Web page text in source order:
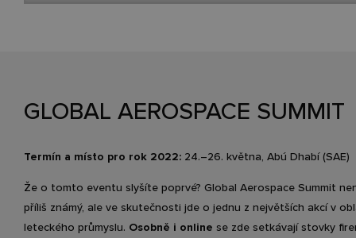
GLOBAL AEROSPACE SUMMIT
Termín a místo pro rok 2022: 24.–26. května, Abú Dhabí (SAE)
Že o tomto eventu slyšíte poprvé? Global Aerospace Summit
příliš známý, ale ve skutečnosti jde o jednu z největších akcí v
leteckého průmyslu. Osobně i online se zde setkávají stovky